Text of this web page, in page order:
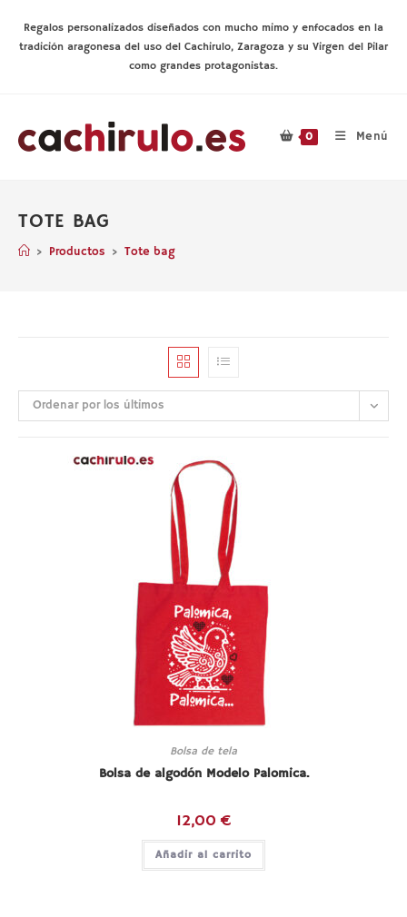
contenido
Regalos personalizados diseñados con mucho mimo y enfocados en la
tradición aragonesa del uso del Cachirulo, Zaragoza y su Virgen del Pilar
como grandes protagonistas.
0 Menú
TOTE BAG
> Productos > Tote bag
Ordenar por los últimos
Bolsa de tela
Bolsa de algodón Modelo Palomica.
12,00 €
Añadir al carrito